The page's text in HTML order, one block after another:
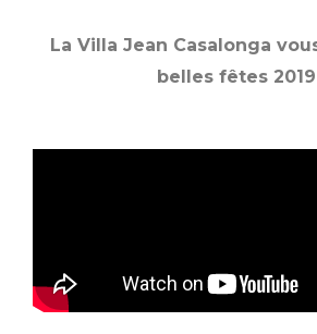
La Villa Jean Casalonga
belles fêtes